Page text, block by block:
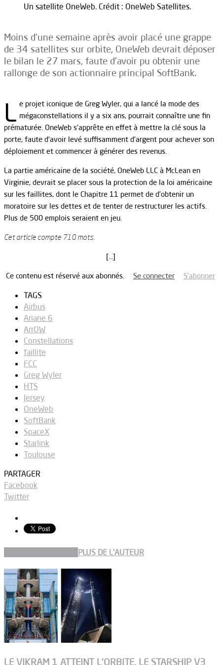
Un satellite OneWeb. Crédit : OneWeb Satellites.
Moins d’une semaine après avoir placé une grappe
de 34 satellites sur orbite, OneWeb devrait déposer
le bilan le 27 mars, faute d’avoir pu obtenir une
rallonge de son actionnaire principal SoftBank.
L e projet iconique de Greg Wyler, qui a lancé la mode des
mégaconstellations il y a six ans, pourrait connaître une fin
prématurée. OneWeb s’apprête en effet à mettre la clé sous la
porte, faute d’avoir levé suffisamment d’argent pour achever son
déploiement et commencer à générer des revenus.
La partie américaine de la société, OneWeb LLC à McLean en
Virginie, devrait se placer sous la protection de la loi américaine
sur les faillites, dont le Chapitre 11 permet de d’obtenir un
moratoire sur les dettes et de tenter de restructurer les actifs.
Plus de 500 emplois seraient en jeu.
Cet article compte 710 mots.
[…]
Ce contenu est réservé aux abonnés. Se connecter S’abonner
TAGS
Airbus
Ariane 6
ArrOW
Constellations
faillite
FCC
Greg Wyler
HTS
Jersey
OneWeb
SoftBank
SpaceX
Starlink
Toulouse
PARTAGER
Facebook
Twitter
PLUS DE L'AUTEUR
LE VIKRAM 1 ATTEINT L’ORBITE, LE STARSHIP V3